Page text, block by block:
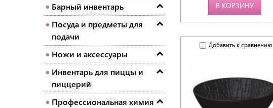
Барный инвентарь
Посуда и предметы для
подачи
Ножи и аксессуары
Инвентарь для пиццы и
пиццерий
Профессиональная химия
В КОРЗИНУ
Добавить к сравнению